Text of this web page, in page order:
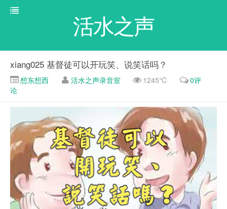
活水之声
xiang025 基督徒可以开玩笑、说笑话吗？
想东想西 活水之声录音室 1245℃
0评
论